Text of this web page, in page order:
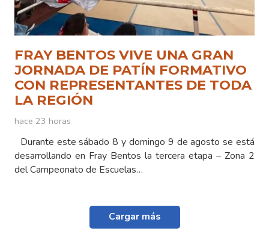
FRAY BENTOS VIVE UNA GRAN
JORNADA DE PATÍN FORMATIVO
CON REPRESENTANTES DE TODA
LA REGIÓN
hace 23 horas
Durante este sábado 8 y domingo 9 de agosto se está
desarrollando en Fray Bentos la tercera etapa – Zona 2
del Campeonato de Escuelas…
Cargar más